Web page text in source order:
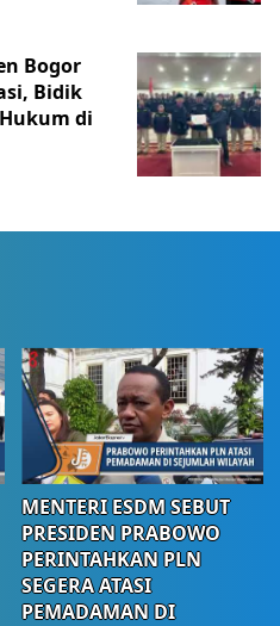
Bogor
Bidik
di
MENTERI ESDM SEBUT
PRESIDEN PRABOWO
PERINTAHKAN PLN
SEGERA ATASI
PEMADAMAN DI